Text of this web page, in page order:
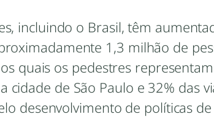
incluindo o Brasil, têm
1,3 milhão de
quais os pedestres representam
de São Paulo e 32% das
desenvolvimento de políticas de